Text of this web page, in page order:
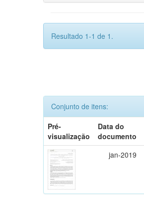
Resultado 1-1 de 1.
Conjunto de itens:
Pré-
visualização
Data do
documento
jan-2019